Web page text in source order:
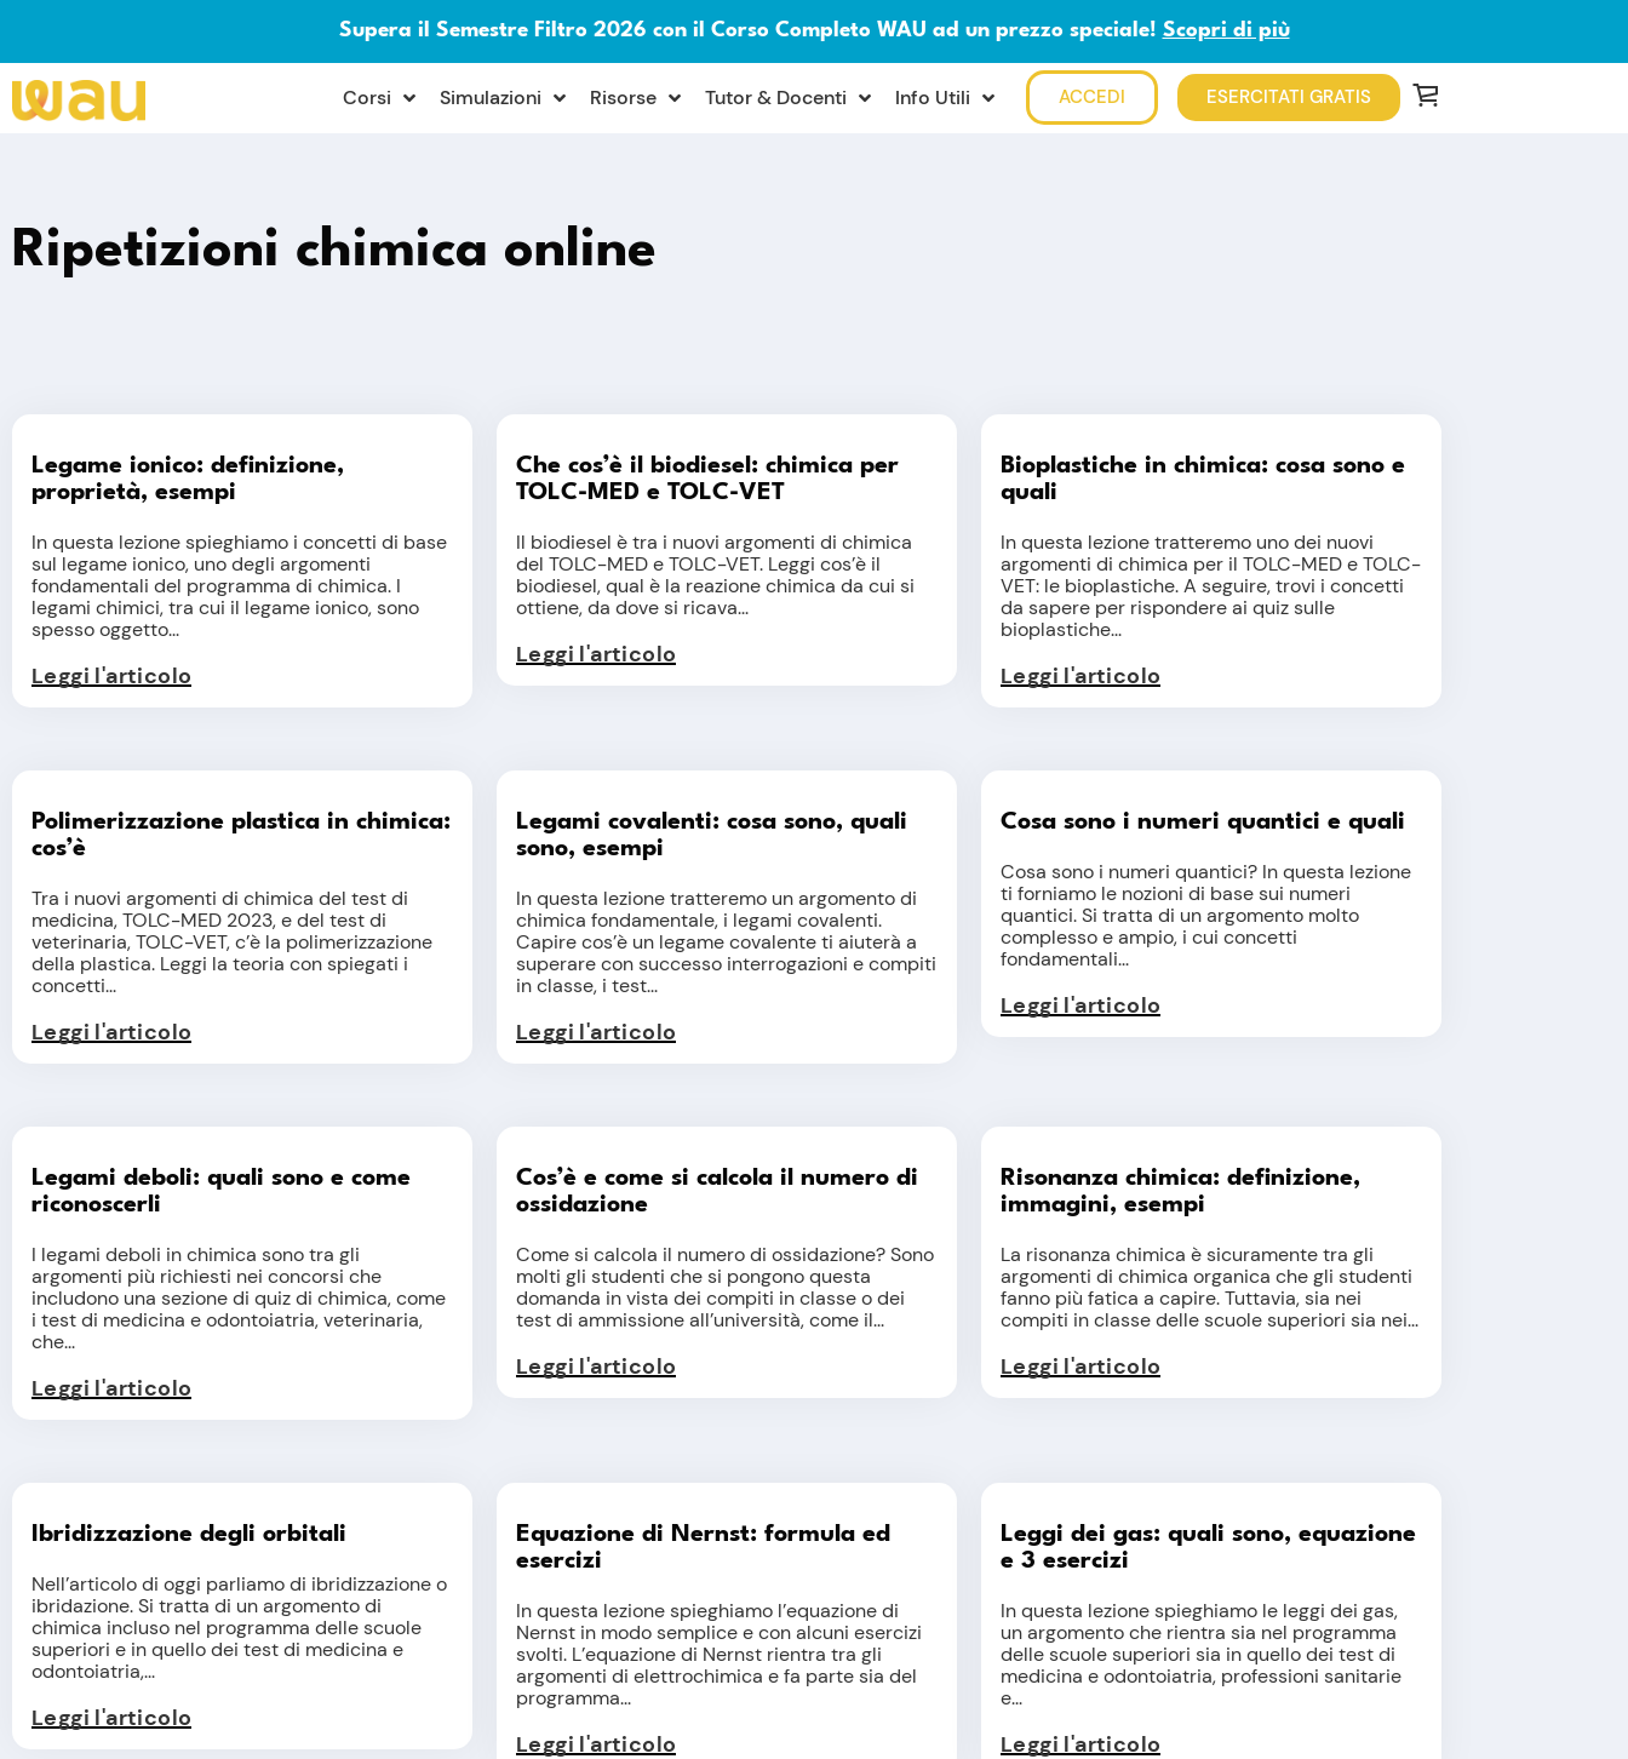
Supera il Semestre Filtro 2026 con il Corso Completo WAU ad un prezzo speciale! Scopri di più
× Corsi Simulazioni Risorse Tutor & Docenti Info Utili ACCEDI ESERCITATI GRATIS
Ripetizioni chimica online
Legame ionico: definizione,
proprietà, esempi
In questa lezione spieghiamo i concetti di base
sul legame ionico, uno degli argomenti
fondamentali del programma di chimica. I
legami chimici, tra cui il legame ionico, sono
spesso oggetto...
Leggi l'articolo
Che cos’è il biodiesel: chimica per
TOLC-MED e TOLC-VET
Il biodiesel è tra i nuovi argomenti di chimica
del TOLC-MED e TOLC-VET. Leggi cos’è il
biodiesel, qual è la reazione chimica da cui si
ottiene, da dove si ricava...
Leggi l'articolo
Bioplastiche in chimica: cosa sono e
quali
In questa lezione tratteremo uno dei nuovi
argomenti di chimica per il TOLC-MED e TOLC-
VET: le bioplastiche. A seguire, trovi i concetti
da sapere per rispondere ai quiz sulle
bioplastiche...
Leggi l'articolo
Polimerizzazione plastica in chimica:
cos’è
Tra i nuovi argomenti di chimica del test di
medicina, TOLC-MED 2023, e del test di
veterinaria, TOLC-VET, c’è la polimerizzazione
della plastica. Leggi la teoria con spiegati i
concetti...
Leggi l'articolo
Legami covalenti: cosa sono, quali
sono, esempi
In questa lezione tratteremo un argomento di
chimica fondamentale, i legami covalenti.
Capire cos’è un legame covalente ti aiuterà a
superare con successo interrogazioni e compiti
in classe, i test...
Leggi l'articolo
Cosa sono i numeri quantici e quali
Cosa sono i numeri quantici? In questa lezione
ti forniamo le nozioni di base sui numeri
quantici. Si tratta di un argomento molto
complesso e ampio, i cui concetti
fondamentali...
Leggi l'articolo
Legami deboli: quali sono e come
riconoscerli
I legami deboli in chimica sono tra gli
argomenti più richiesti nei concorsi che
includono una sezione di quiz di chimica, come
i test di medicina e odontoiatria, veterinaria,
che...
Leggi l'articolo
Cos’è e come si calcola il numero di
ossidazione
Come si calcola il numero di ossidazione? Sono
molti gli studenti che si pongono questa
domanda in vista dei compiti in classe o dei
test di ammissione all’università, come il...
Leggi l'articolo
Risonanza chimica: definizione,
immagini, esempi
La risonanza chimica è sicuramente tra gli
argomenti di chimica organica che gli studenti
fanno più fatica a capire. Tuttavia, sia nei
compiti in classe delle scuole superiori sia nei...
Leggi l'articolo
Ibridizzazione degli orbitali
Nell’articolo di oggi parliamo di ibridizzazione o
ibridazione. Si tratta di un argomento di
chimica incluso nel programma delle scuole
superiori e in quello dei test di medicina e
odontoiatria,...
Leggi l'articolo
Equazione di Nernst: formula ed
esercizi
In questa lezione spieghiamo l’equazione di
Nernst in modo semplice e con alcuni esercizi
svolti. L’equazione di Nernst rientra tra gli
argomenti di elettrochimica e fa parte sia del
programma...
Leggi l'articolo
Leggi dei gas: quali sono, equazione
e 3 esercizi
In questa lezione spieghiamo le leggi dei gas,
un argomento che rientra sia nel programma
delle scuole superiori sia in quello dei test di
medicina e odontoiatria, professioni sanitarie
e...
Leggi l'articolo